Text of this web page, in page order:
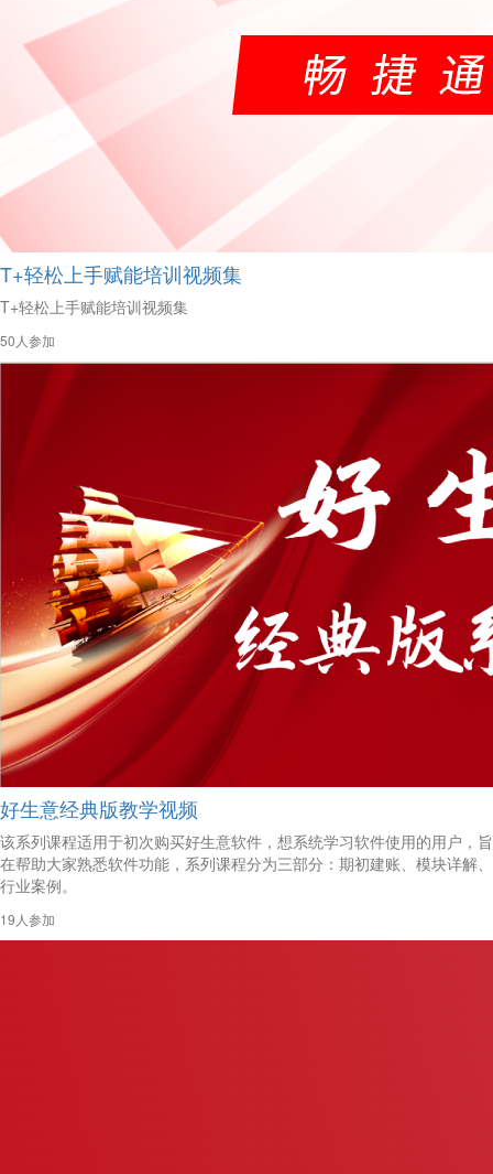
T+轻松上手赋能培训视频集
T+轻松上手赋能培训视频集
50人参加
好生意经典版教学视频
该系列课程适用于初次购买好生意软件，想系统学习软件使用的用户，旨
在帮助大家熟悉软件功能，系列课程分为三部分：期初建账、模块详解、
行业案例。
19人参加